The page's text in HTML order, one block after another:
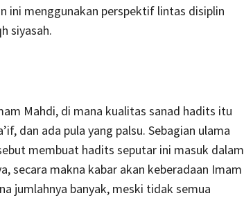
ini menggunakan perspektif lintas disiplin
siyasah.
Mahdi, di mana kualitas sanad hadits itu
dan ada pula yang palsu. Sebagian ulama
membuat hadits seputar ini masuk dalam
secara makna kabar akan keberadaan Imam
jumlahnya banyak, meski tidak semua